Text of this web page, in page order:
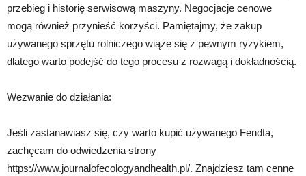
przebieg i historię serwisową maszyny. Negocjacje cenowe
mogą również przynieść korzyści. Pamiętajmy, że zakup
używanego sprzętu rolniczego wiąże się z pewnym ryzykiem,
dlatego warto podejść do tego procesu z rozwagą i dokładnością.
Wezwanie do działania:
Jeśli zastanawiasz się, czy warto kupić używanego Fendta,
zachęcam do odwiedzenia strony
https://www.journalofecologyandhealth.pl/. Znajdziesz tam cenne